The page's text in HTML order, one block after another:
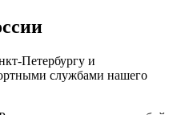
Петербургу и
службами нашего